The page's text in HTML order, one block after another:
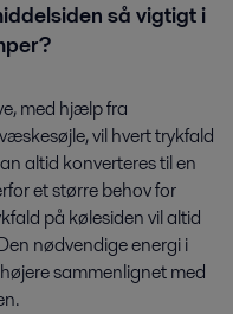
så vigtigt i
med hjælp fra
vil hvert trykfald
altid konverteres til en
et større behov for
på kølesiden vil altid
nødvendige energi i
sammenlignet med